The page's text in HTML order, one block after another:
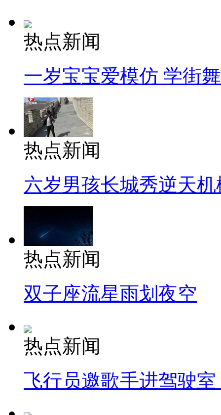
热点新闻
一岁宝宝爱模仿 学街
热点新闻
六岁男孩长城秀逆天机
热点新闻
双子座流星雨划夜空
热点新闻
飞行员邀歌手进驾驶